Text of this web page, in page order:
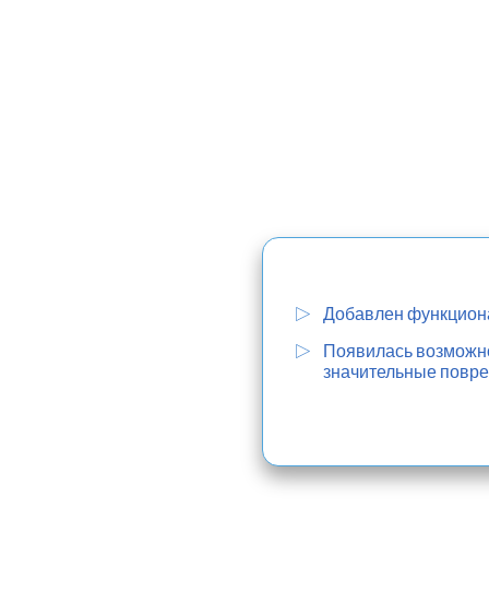
Добавлен
Появилась
значительные